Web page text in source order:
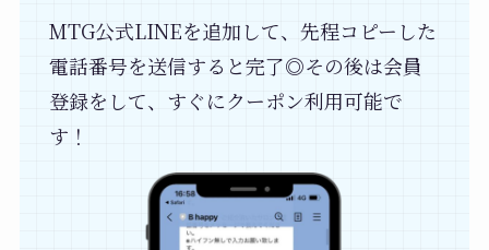
MTG公式LINEを追加して、先程コピーした
電話番号を送信すると完了◎その後は会員
登録をして、すぐにクーポン利用可能で
す！